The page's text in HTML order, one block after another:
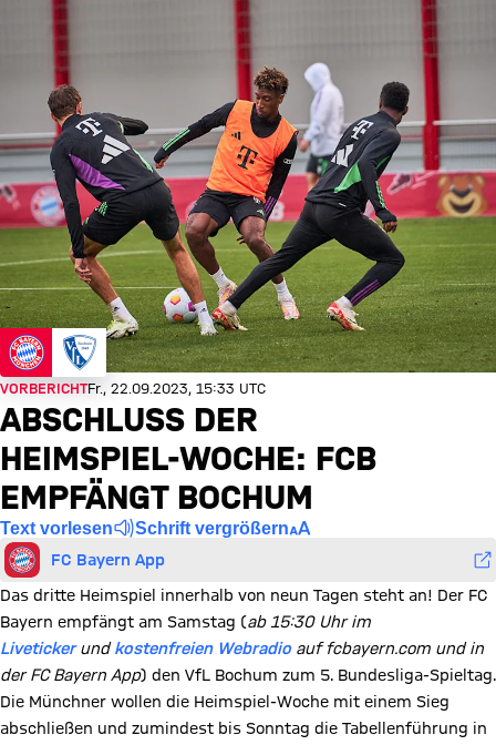
VORBERICHTFr., 22.09.2023, 15:33 UTC
ABSCHLUSS DER
HEIMSPIEL-WOCHE: FCB
EMPFÄNGT BOCHUM
Text vorlesen Schrift vergrößern
FC Bayern App
Das dritte Heimspiel innerhalb von neun Tagen steht an! Der FC
Bayern empfängt am Samstag (ab 15:30 Uhr im
Livetickerundkostenfreien Webradioauf fcbayern.com und in
der FC Bayern App) den VfL Bochum zum 5. Bundesliga-Spieltag.
Die Münchner wollen die Heimspiel-Woche mit einem Sieg
abschließen und zumindest bis Sonntag die Tabellenführung in